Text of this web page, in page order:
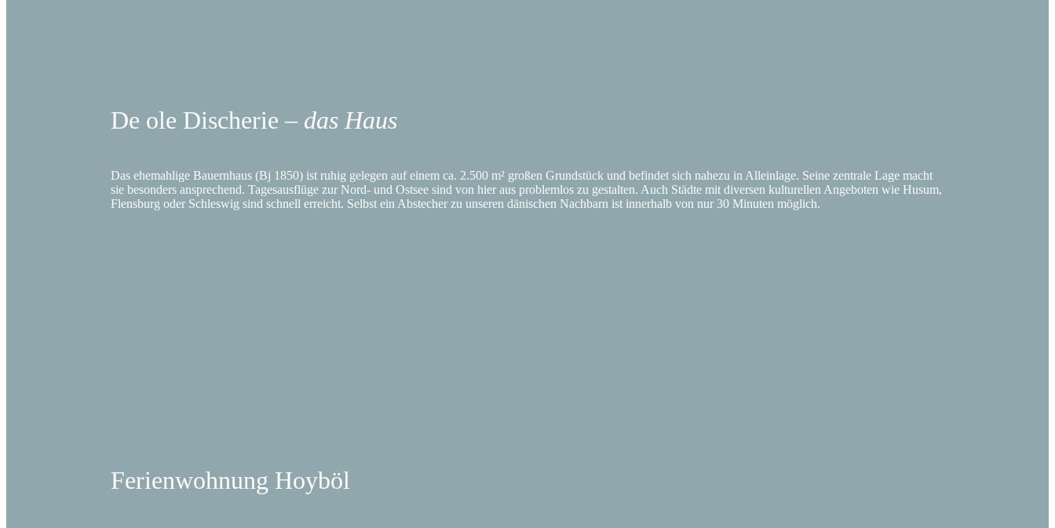
De ole Discherie – das Haus
Das ehemahlige Bauernhaus (Bj 1850) ist ruhig gelegen auf einem ca. 2.500 m² großen Grundstück und befindet sich nahezu in Alleinlage. Seine zentrale Lage macht
sie besonders ansprechend. Tagesausflüge zur Nord- und Ostsee sind von hier aus problemlos zu gestalten. Auch Städte mit diversen kulturellen Angeboten wie Husum,
Flensburg oder Schleswig sind schnell erreicht. Selbst ein Abstecher zu unseren dänischen Nachbarn ist innerhalb von nur 30 Minuten möglich.
Ferien­wohnung Hoyböl